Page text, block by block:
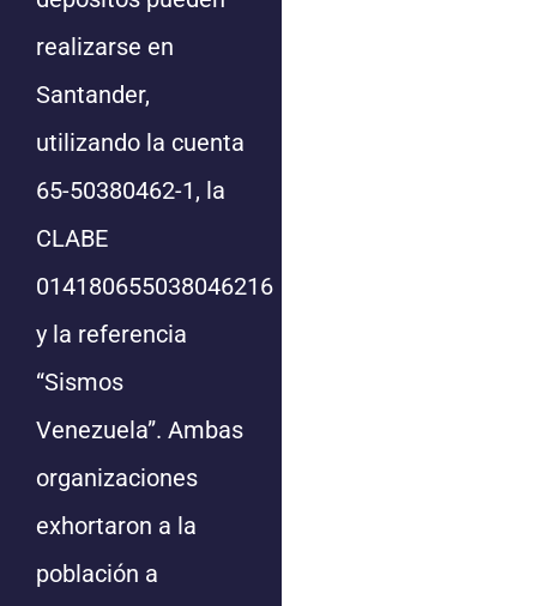
realizarse en
Santander,
utilizando la cuenta
65-50380462-1, la
CLABE
014180655038046216
y la referencia
“Sismos
Venezuela”. Ambas
organizaciones
exhortaron a la
población a